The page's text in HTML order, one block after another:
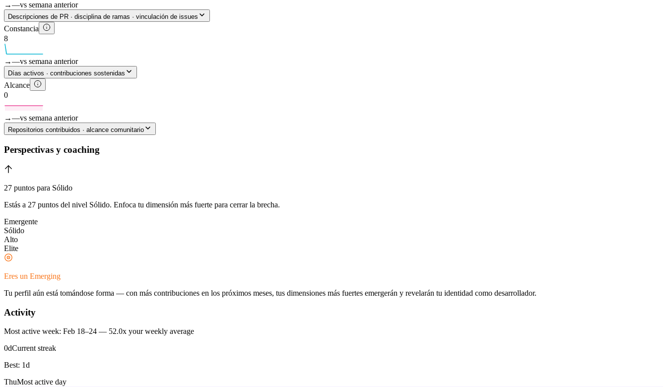
→—vs semana anterior
Descripciones de PR · disciplina de ramas · vinculación de issues
Constancia
8
→—vs semana anterior
Días activos · contribuciones sostenidas
Alcance
0
→—vs semana anterior
Repositorios contribuidos · alcance comunitario
Perspectivas y coaching
27 puntos para Sólido
Estás a 27 puntos del nivel Sólido. Enfoca tu dimensión más fuerte para cerrar la brecha.
Emergente
Sólido
Alto
Elite
Eres un Emerging
Tu perfil aún está tomándose forma — con más contribuciones en los próximos meses, tus dimensiones más fuertes emergerán y revelarán tu identidad como desarrollador.
Activity
Most active week: Feb 18–24 — 52.0x your weekly average
0dCurrent streak
Best: 1d
ThuMost active day